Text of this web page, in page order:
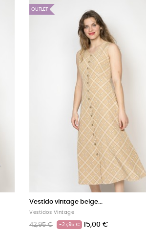
Vestido vintage beige con...
Vestidos Vintage
42,95 € -27,95 €